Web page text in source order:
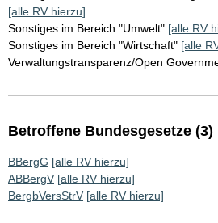
[alle RV hierzu]
Sonstiges im Bereich "Umwelt" [alle RV
Sonstiges im Bereich "Wirtschaft" [alle
Verwaltungstransparenz/Open
Betroffene Bundesgesetze (3)
BBergG [alle RV hierzu]
ABBergV [alle RV hierzu]
BergbVersStrV [alle RV hierzu]